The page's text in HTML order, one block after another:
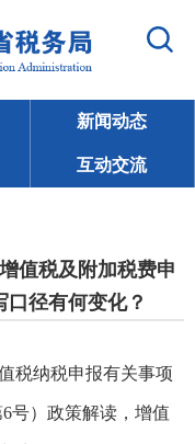
新闻动态
互动交流
值税及附加税费申
径有何变化？
税纳税申报有关事项
号）政策解读，增值